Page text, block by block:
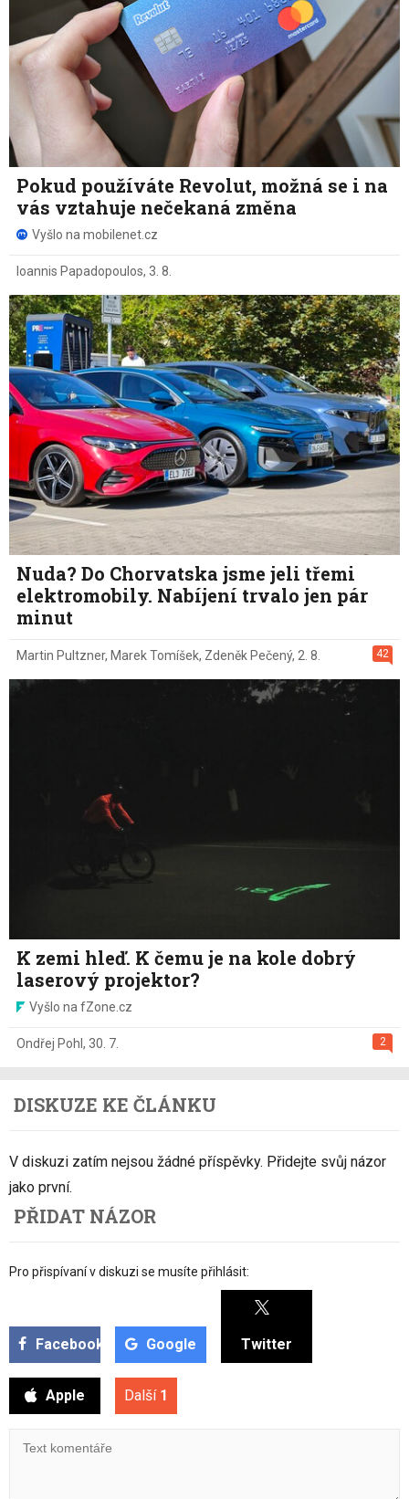
Pokud používáte Revolut, možná se i na
vás vztahuje nečekaná změna
Vyšlo na mobilenet.cz
Ioannis Papadopoulos, 3. 8.
Nuda? Do Chorvatska jsme jeli třemi
elektromobily. Nabíjení trvalo jen pár
minut
42
Martin Pultzner, Marek Tomíšek, Zdeněk Pečený, 2. 8.
K zemi hleď. K čemu je na kole dobrý
laserový projektor?
Vyšlo na fZone.cz
2
Ondřej Pohl , 30. 7.
DISKUZE KE ČLÁNKU
V diskuzi zatím nejsou žádné příspěvky. Přidejte svůj názor
jako první.
PŘIDAT NÁZOR
Pro přispívaní v diskuzi se musíte přihlásit:
Facebook Google Twitter
Apple Další 1